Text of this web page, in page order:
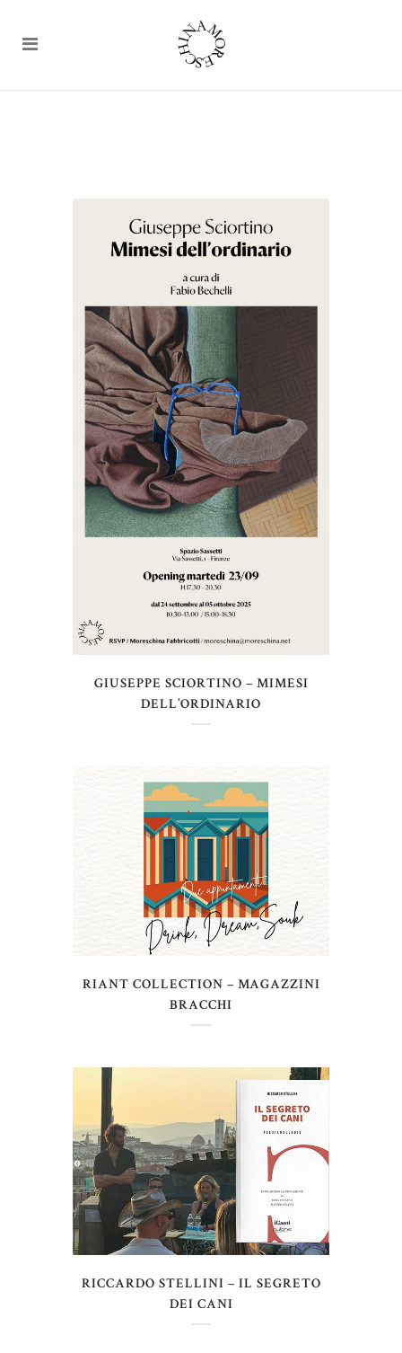
GIUSEPPE SCIORTINO – MIMESI
DELL’ORDINARIO
RIANT COLLECTION – MAGAZZINI
BRACCHI
RICCARDO STELLINI – IL SEGRETO
DEI CANI